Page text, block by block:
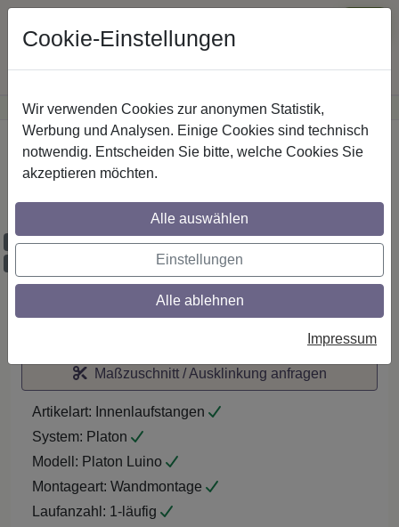
Günstige Versandkosteninnerhalb Österreichs· Sichere Zahlung
Startseite
IL-Stilg. 20 mm 1-lfg. Platon Luino 520 cm
Schwarz
Maßzuschnitt möglich
Maßzuschnitt / Ausklinkung anfragen
Artikelart: Innenlaufstangen
System: Platon
Modell: Platon Luino
Montageart: Wandmontage
Laufanzahl: 1-läufig
Cookie-Einstellungen
Wir verwenden Cookies zur anonymen Statistik,
Werbung und Analysen. Einige Cookies sind technisch
notwendig. Entscheiden Sie bitte, welche Cookies Sie
akzeptieren möchten.
Alle auswählen
Einstellungen
Alle ablehnen
Impressum